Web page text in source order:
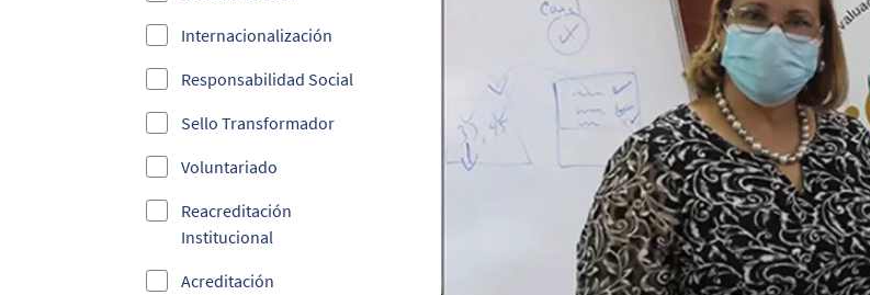
Internacionalización
Responsabilidad Social
Sello Transformador
Voluntariado
Reacreditación
Institucional
Acreditación